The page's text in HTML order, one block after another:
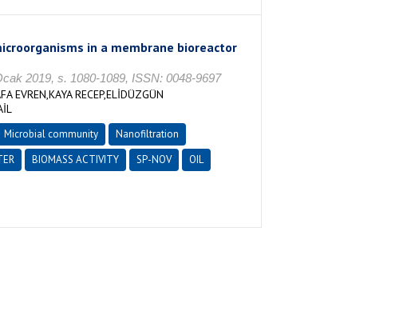
in a membrane bioreactor
2019, s. 1080-1089, ISSN: 0048-9697
EVREN,KAYA RECEP,ELİDÜZGÜN
Microbial community
Nanofiltration
BIOMASS ACTIVITY SP-NOV
OIL